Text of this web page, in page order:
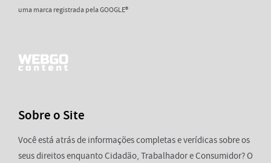
uma marca registrada pela GOOGLE®
Sobre o Site
Você está atrás de informações completas e verídicas sobre os
seus direitos enquanto Cidadão, Trabalhador e Consumidor? O